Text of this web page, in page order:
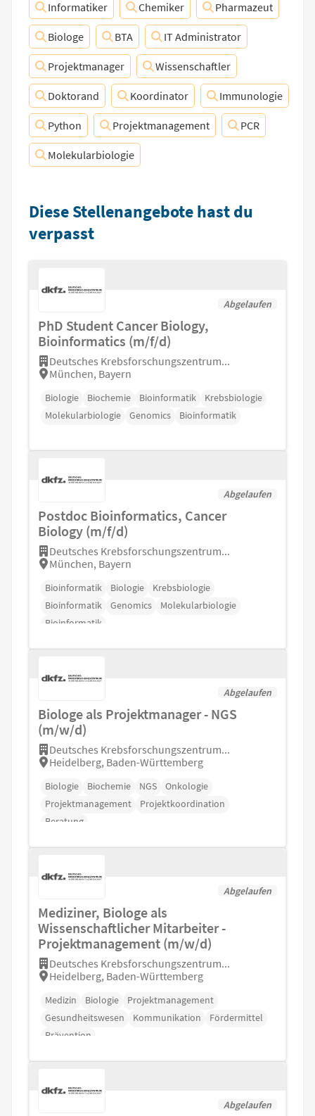
Informatiker Chemiker Pharmazeut
Biologe BTA IT Administrator
Projektmanager Wissenschaftler
Doktorand Koordinator Immunologie
Python Projektmanagement PCR
Molekularbiologie
Diese Stellenangebote hast du
verpasst
Abgelaufen
PhD Student Cancer Biology,
Bioinformatics (m/f/d)
Deutsches Krebsforschungszentrum...
München, Bayern
Biologie Biochemie Bioinformatik
Krebsbiologie
Molekularbiologie
Genomics Bioinformatik
Abgelaufen
Postdoc Bioinformatics, Cancer
Biology (m/f/d)
Deutsches Krebsforschungszentrum...
München, Bayern
Bioinformatik Biologie
Krebsbiologie
Bioinformatik
Genomics
Molekularbiologie
Bioinformatik
Abgelaufen
Biologe als Projektmanager - NGS
(m/w/d)
Deutsches Krebsforschungszentrum...
Heidelberg, Baden-Württemberg
Biologie Biochemie NGS
Onkologie
Projektmanagement
Projektkoordination
Beratung
Abgelaufen
Mediziner, Biologe als
Wissenschaftlicher Mitarbeiter -
Projektmanagement (m/w/d)
Deutsches Krebsforschungszentrum...
Heidelberg, Baden-Württemberg
Medizin Biologie
Projektmanagement
Gesundheitswesen
Kommunikation
Fördermittel
Prävention
Abgelaufen